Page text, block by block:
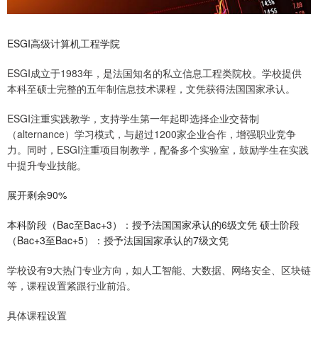
ESGI高级计算机工程学院
ESGI成立于1983年，是法国知名的私立信息工程类院校。学校提供
本科至硕士完整的五年制信息技术课程，文凭获得法国国家承认。
ESGI注重实践教学，支持学生第一年起即选择企业交替制
（alternance）学习模式，与超过1200家企业合作，增强职业竞争
力。同时，ESGI注重项目制教学，配备多个实验室，鼓励学生在实践
中提升专业技能。
展开剩余90%
本科阶段（Bac至Bac+3）：授予法国国家承认的6级文凭 硕士阶段
（Bac+3至Bac+5）：授予法国国家承认的7级文凭
学校设有9大热门专业方向，如人工智能、大数据、网络安全、区块链
等，课程设置紧跟行业前沿。
具体课程设置